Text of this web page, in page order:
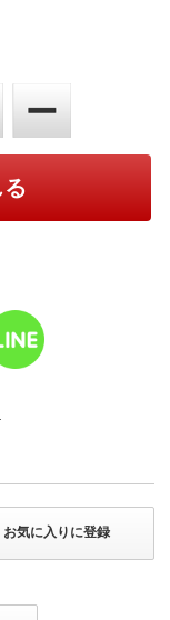
お気に入りに登録